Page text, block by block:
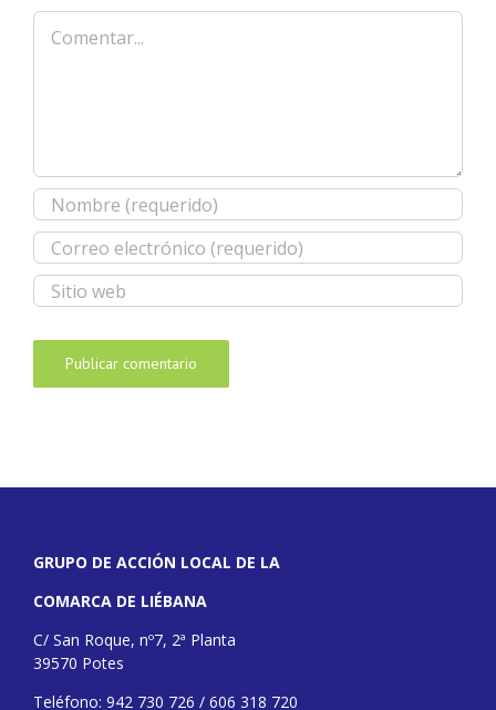
Comentar
GRUPO DE ACCIÓN LOCAL DE LA
COMARCA DE LIÉBANA
C/ San Roque, nº7, 2ª Planta
39570 Potes
Teléfono: 942 730 726 / 606 318 720